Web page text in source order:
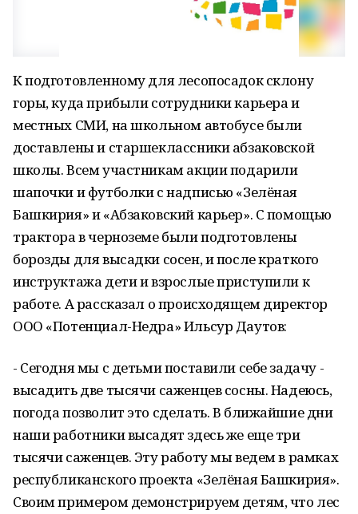
К подготовленному для лесопосадок склону
горы, куда прибыли сотрудники карьера и
местных СМИ, на школьном автобусе были
доставлены и старшеклассники абзаковской
школы. Всем участникам акции подарили
шапочки и футболки с надписью «Зелёная
Башкирия» и «Абзаковский карьер». С помощью
трактора в черноземе были подготовлены
борозды для высадки сосен, и после краткого
инструктажа дети и взрослые приступили к
работе. А рассказал о происходящем директор
ООО «Потенциал-Недра» Ильсур Даутов:
- Сегодня мы с детьми поставили себе задачу -
высадить две тысячи саженцев сосны. Надеюсь,
погода позволит это сделать. В ближайшие дни
наши работники высадят здесь же еще три
тысячи саженцев. Эту работу мы ведем в рамках
республиканского проекта «Зелёная Башкирия».
Своим примером демонстрируем детям, что лес